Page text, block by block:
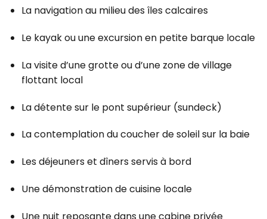
La navigation au milieu des îles calcaires
Le kayak ou une excursion en petite barque locale
La visite d’une grotte ou d’une zone de village
flottant local
La détente sur le pont supérieur (sundeck)
La contemplation du coucher de soleil sur la baie
Les déjeuners et dîners servis à bord
Une démonstration de cuisine locale
Une nuit reposante dans une cabine privée